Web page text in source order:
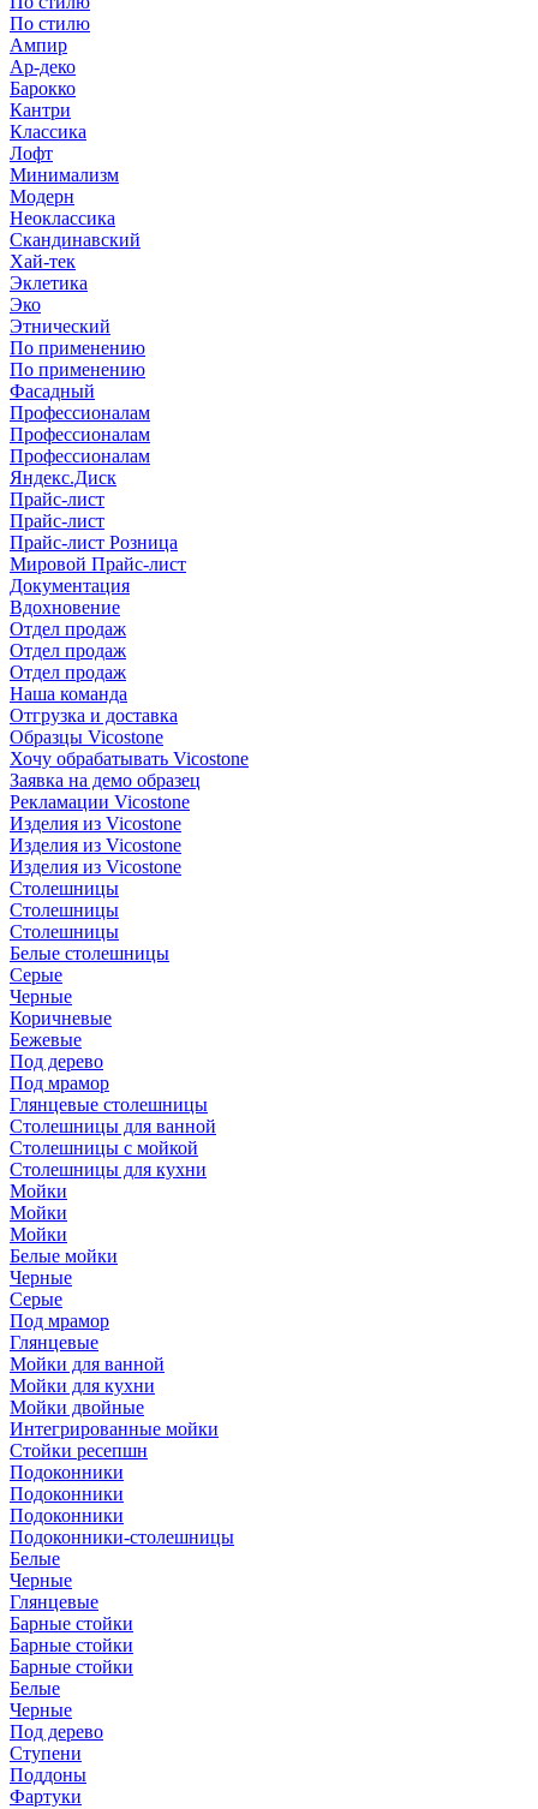
По стилю
Ампир
Ар-деко
Барокко
Кантри
Классика
Лофт
Минимализм
Модерн
Неоклассика
Скандинавский
Хай-тек
Эклетика
Эко
Этнический
По применению
По применению
Фасадный
Профессионалам
Профессионалам
Профессионалам
Яндекс.Диск
Прайс-лист
Прайс-лист
Прайс-лист Розница
Мировой Прайс-лист
Документация
Вдохновение
Отдел продаж
Отдел продаж
Отдел продаж
Наша команда
Отгрузка и доставка
Образцы Vicostone
Хочу обрабатывать Vicostone
Заявка на демо образец
Рекламации Vicostone
Изделия из Vicostone
Изделия из Vicostone
Изделия из Vicostone
Столешницы
Столешницы
Столешницы
Белые столешницы
Серые
Черные
Коричневые
Бежевые
Под дерево
Под мрамор
Глянцевые столешницы
Столешницы для ванной
Столешницы с мойкой
Столешницы для кухни
Мойки
Мойки
Мойки
Белые мойки
Черные
Серые
Под мрамор
Глянцевые
Мойки для ванной
Мойки для кухни
Мойки двойные
Интегрированные мойки
Стойки ресепшн
Подоконники
Подоконники
Подоконники
Подоконники-столешницы
Белые
Черные
Глянцевые
Барные стойки
Барные стойки
Барные стойки
Белые
Черные
Под дерево
Ступени
Поддоны
Фартуки